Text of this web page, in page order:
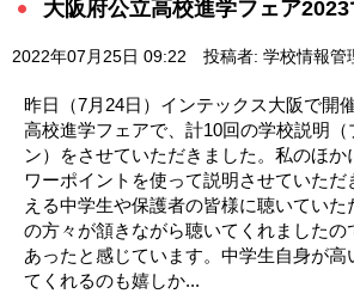
大阪府公立高校進学フェア
2022年07月25日 09:22 投稿者: 学校情報管
昨日（7月24日）インテックス大阪で開
高校進学フェアで、計10回の学校説明（
ン）をさせていただきました。私のほ
ワーポイントを使って説明させていただ
える中学生や保護者の皆様に聴いていた
の方々が頷きながら聴いてくれましたの
あったと感じています。中学生自身が高
てくれるのも嬉しか...